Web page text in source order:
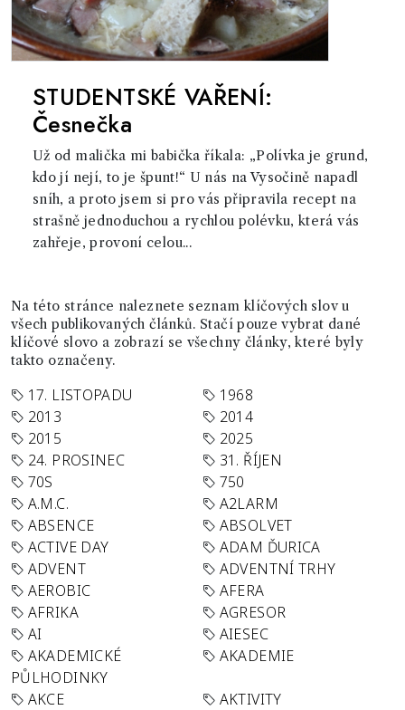
STUDENTSKÉ VAŘENÍ:
Česnečka
Už od malička mi babička říkala: „Polívka je grund,
kdo jí nejí, to je špunt!“ U nás na Vysočině napadl
sníh, a proto jsem si pro vás připravila recept na
strašně jednoduchou a rychlou polévku, která vás
zahřeje, provoní celou...
Na této stránce naleznete seznam klíčových slov u
všech publikovaných článků. Stačí pouze vybrat dané
klíčové slovo a zobrazí se všechny články, které byly
takto označeny.
17. LISTOPADU
1968
2013
2014
2015
2025
24. PROSINEC
31. ŘÍJEN
70S
750
A.M.C.
A2LARM
ABSENCE
ABSOLVET
ACTIVE DAY
ADAM ĎURICA
ADVENT
ADVENTNÍ TRHY
AEROBIC
AFERA
AFRIKA
AGRESOR
AI
AIESEC
AKADEMICKÉ
PŮLHODINKY
AKADEMIE
AKCE
AKTIVITY